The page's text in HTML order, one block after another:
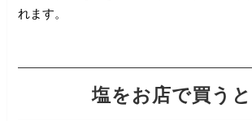
れます。
塩をお店で買うと